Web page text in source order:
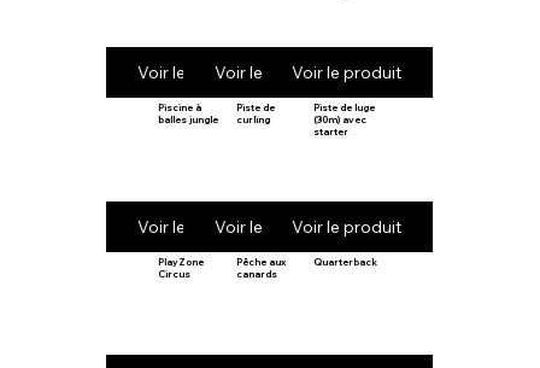
Voir le produitVoir le produitVoir le produit
Piscine à
balles jungle
Voir le produit
Piste de
curling
Voir le produit
Piste de luge
(30m) avec
starter
Voir le produit
PlayZone
Circus
Pêche aux
canards
Quarterback